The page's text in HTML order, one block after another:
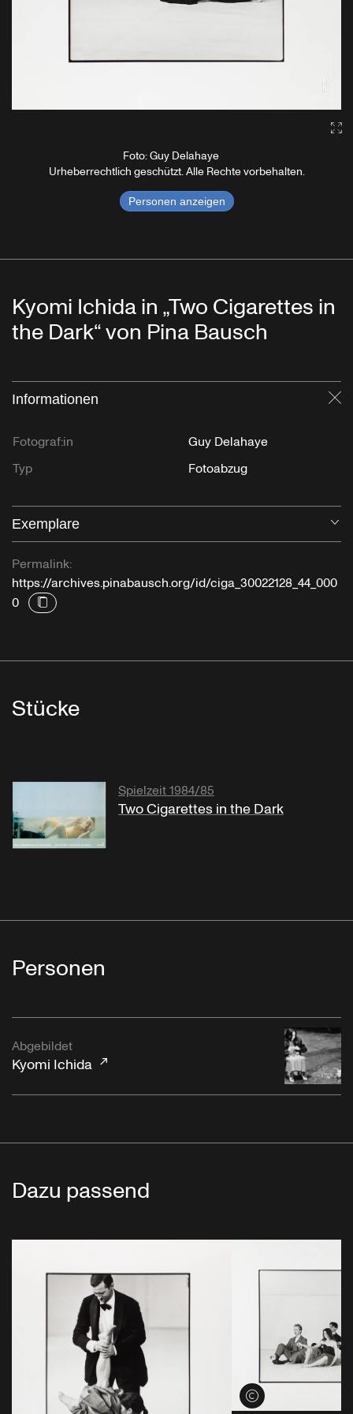
Foto: Guy Delahaye
Urheberrechtlich geschützt. Alle Rechte vorbehalten.
Personen anzeigen
Kyomi Ichida in „Two Cigarettes in
the Dark“ von Pina Bausch
Informationen
Fotograf:in
Guy Delahaye
Typ
Fotoabzug
Exemplare
Permalink:
https://archives.pinabausch.org/id/ciga_30022128_44_000
0
Stücke
Spielzeit 1984/85
Two Cigarettes in the Dark
Personen
Abgebildet
Kyomi Ichida
Dazu passend
Credits öffnen